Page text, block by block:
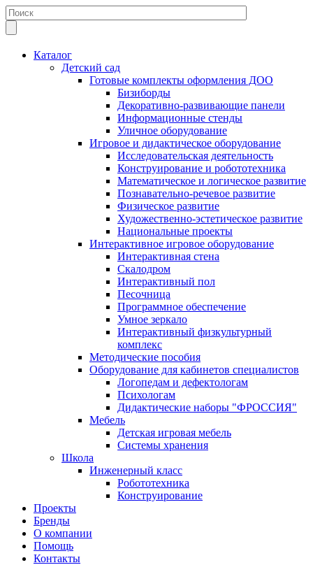
Каталог
Детский сад
Готовые комплекты оформления ДОО
Бизиборды
Декоративно-развивающие панели
Информационные стенды
Уличное оборудование
Игровое и дидактическое оборудование
Исследовательская деятельность
Конструирование и робототехника
Математическое и логическое развитие
Познавательно-речевое развитие
Физическое развитие
Художественно-эстетическое развитие
Национальные проекты
Интерактивное игровое оборудование
Интерактивная стена
Скалодром
Интерактивный пол
Песочница
Программное обеспечение
Умное зеркало
Интерактивный физкультурный
комплекс
Методические пособия
Оборудование для кабинетов специалистов
Логопедам и дефектологам
Психологам
Дидактические наборы "ФРОССИЯ"
Мебель
Детская игровая мебель
Системы хранения
Школа
Инженерный класс
Робототехника
Конструирование
Проекты
Бренды
О компании
Помощь
Контакты